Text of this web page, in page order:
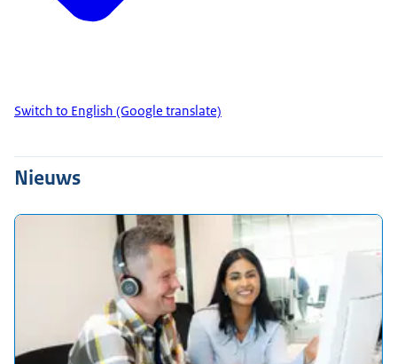
Switch to English (Google translate)
Nieuws